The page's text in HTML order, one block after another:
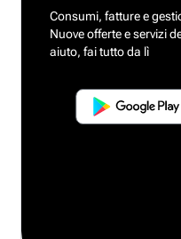
Consumi, fatture e
Nuove offerte e servizi
aiuto, fai tutto da lì